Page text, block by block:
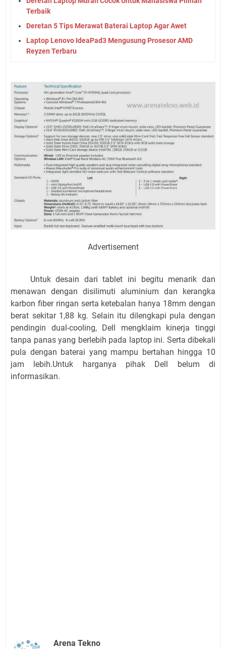
Terbaik
Deretan 5 Tips Merawat Baterai Laptop Agar Awet
Laptop Lenovo IdeaPad3 Mengusung Prosesor AMD
Reyzen Terbaru
Advertisement
Untuk desain dari tablet ini begitu menarik dan
menawan dengan disilimuti aluminium dan kerangka
karbon fiber ringan serta ketebalan hanya 18mm dengan
berat sekitar 1,88 kg. Selain itu dilengkapi pula dengan
pendingin dual-cooling, Dell mengklaim kinerja tinggi
tanpa panas yang berlebih pada laptop ini. Serta dibekali
pula dengan baterai yang mampu bertahan hingga 10
jam lebih.Untuk harganya pihak Dell belum di
informasikan.
Arena Tekno